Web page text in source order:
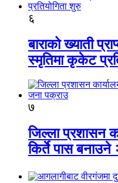
६
बाराको ख्याती
स्मृतिमा कृकेट
७
जिल्ला प्रशासन
किर्ते पास